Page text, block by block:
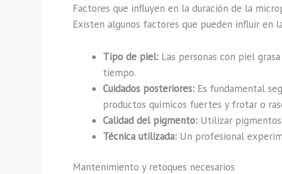
Factores que influyen en la duración de la
Existen algunos factores que pueden influir en
Tipo de piel: Las personas con piel
tiempo.
Cuidados posteriores: Es fundamental
productos químicos fuertes y frotar o
Calidad del pigmento: Utilizar pigmentos
Técnica utilizada: Un profesional
Mantenimiento y retoques necesarios